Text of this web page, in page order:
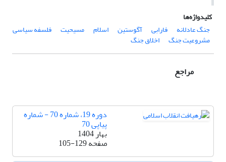
کلیدواژه‌ها
جنگ عادلانه
فارابی آگوستین اسلام مسیحیت فلسفه سیاسی
مشروعیت جنگ اخلاق جنگ
مراجع
دوره 19، شماره 70 - شماره
پیاپی 70
بهار 1404
صفحه105-129